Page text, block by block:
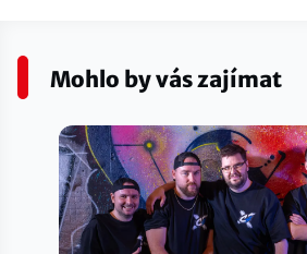
Mohlo by vás zajímat